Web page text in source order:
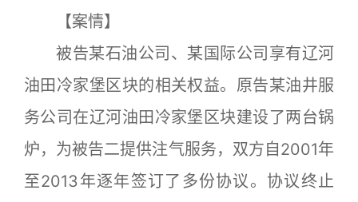
【案情】
被告某石油公司、某国际公司享有辽河
油田冷家堡区块的相关权益。原告某油井服
务公司在辽河油田冷家堡区块建设了两台锅
炉，为被告二提供注气服务，双方自2001年
至2013年逐年签订了多份协议。协议终止